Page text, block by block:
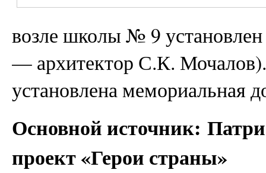
возле школы № 9
— архитектор С.К.
установлена мемориальная
Основной источник:
проект «Герои страны»